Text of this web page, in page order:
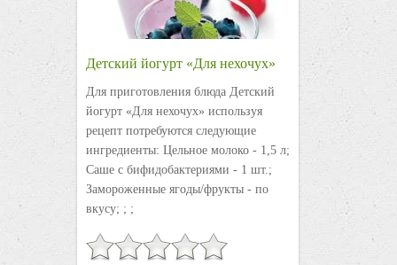
Детский йогурт «Для нехочух»
Для приготовления блюда Детский
йогурт «Для нехочух» используя
рецепт потребуются следующие
ингредиенты: Цельное молоко - 1,5 л;
Саше с бифидобактериями - 1 шт.;
Замороженные ягоды/фрукты - по
вкусу; ; ;